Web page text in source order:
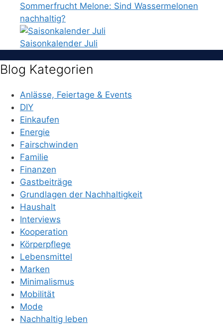
Sommerfrucht Melone: Sind Wassermelonen
nachhaltig?
Saisonkalender Juli
Blog Kategorien
Anlässe, Feiertage & Events
DIY
Einkaufen
Energie
Fairschwinden
Familie
Finanzen
Gastbeiträge
Grundlagen der Nachhaltigkeit
Haushalt
Interviews
Kooperation
Körperpflege
Lebensmittel
Marken
Minimalismus
Mobilität
Mode
Nachhaltig leben